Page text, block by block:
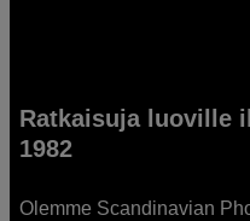
Ratkaisuja luoville
1982
Olemme Scandinavian